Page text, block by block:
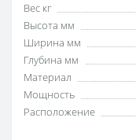
Вес кг
Высота мм
Ширина мм
Глубина мм
Материал
Мощность
Расположение